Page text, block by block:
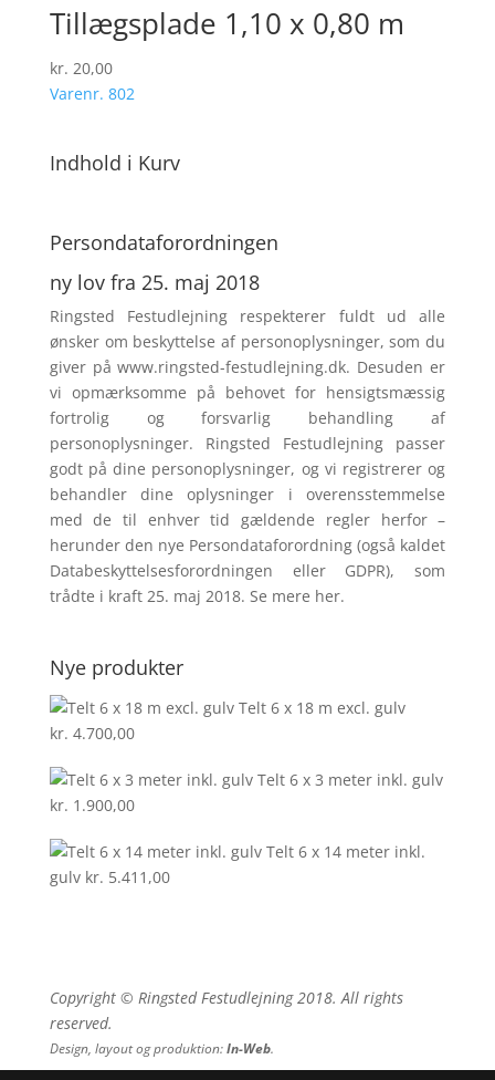
Tillægsplade 1,10 x 0,80 m
kr. 20,00
Varenr. 802
Indhold i Kurv
Persondata­forordningen
ny lov fra 25. maj 2018
Ringsted Festudlejning respek­terer fuldt ud alle
ønsker om beskyttelse af personoplysninger, som du
giver på www.ringsted-festudlejning.dk. Desuden er
vi opmærksomme på behovet for hensigtsmæssig
fortrolig og forsvarlig behandling af
personoplysninger. Ringsted Festudlejning passer
godt på dine personoplysninger, og vi registrerer og
behandler dine oplysninger i overensstemmelse
med de til enhver tid gældende regler herfor –
herunder den nye Persondataforordning (også kaldet
Databeskyttelsesforord­ningen eller GDPR), som
trådte i kraft 25. maj 2018. Se mere her.
Nye produkter
Telt 6 x 18 m excl. gulv
kr. 4.700,00
Telt 6 x 3 meter inkl. gulv
kr. 1.900,00
Telt 6 x 14 meter inkl.
gulv kr. 5.411,00
Copyright © Ringsted Festudlejning 2018. All rights
reserved.
Design, layout og produktion:In-Web.